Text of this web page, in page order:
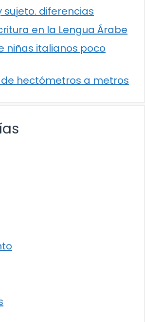
sujeto. diferencias
en la Lengua Árabe
niñas italianos poco
hectómetros a metros